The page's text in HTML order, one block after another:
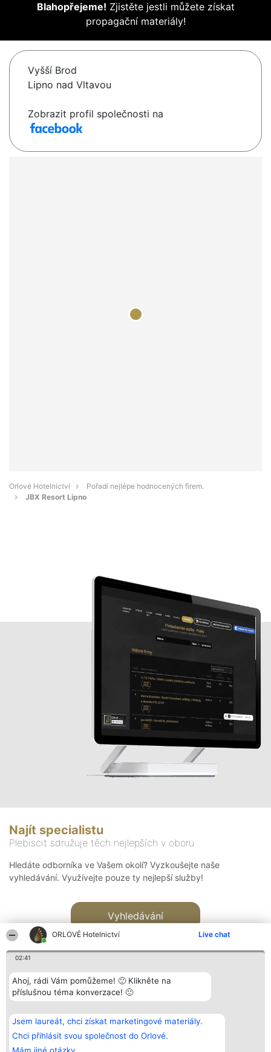
ORLOVÉ Hotelnictví Live chat
02:41
Ahoj, rádi Vám pomůžeme! 🙂 Klikněte na
příslušnou téma konverzace! 🙂
Jsem laureát, chci získat marketingové materiály.
Chci přihlásit svou společnost do Orlové.
Blahopřejeme! Zjistěte jestli můžete získat
propagační materiály!
Vyšší Brod
Lipno nad Vltavou
Zobrazit profil společnosti na
Orlové Hotelnictví
Pořadí nejlépe hodnocených firem.
JBX Resort Lipno
Najít specialistu
Plebiscit sdružuje těch nejlepších v oboru
Hledáte odborníka ve Vašem okolí? Vyzkoušejte naše
vyhledávání. Využívejte pouze ty nejlepší služby!
Vyhledávání
Bright Side Solutions sp. z o.
o. sp. k.
ul. Ruska 22
Wrocław 50-079
KRS 0000749100 | Regon
Vítězové
Seznam všech
laureátů
Zásady
Kontakt